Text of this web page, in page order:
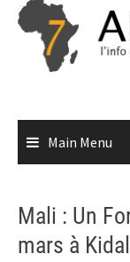
Skip
content
Main Menu
Mali : Un
mars à Kidal